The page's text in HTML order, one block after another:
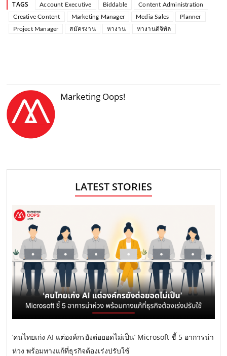
TAGS Account Executive Biddable
Content Administration
Creative Content
Marketing Manager Media Sales
Planner
Project Manager
สมัครงาน หางาน หางานดิจิทัล
Marketing Oops!
LATEST STORIES
‘คนไทยเก่ง AI แต่องค์กรยังต่อยอดไม่เป็น’ Microsoft ชี้ 5 อาการน่า
ห่วง พร้อมทางแก้ที่ธุรกิจต้องเร่งปรับใช้